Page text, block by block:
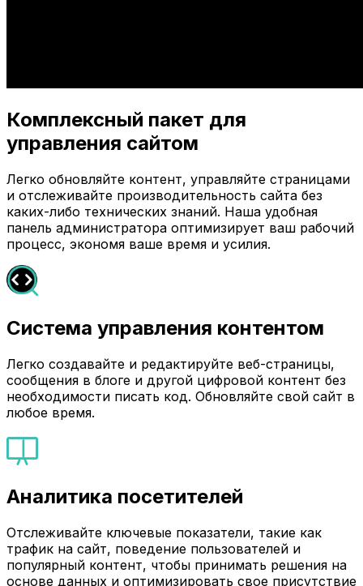
Комплексный пакет для
управления сайтом
Легко обновляйте контент, управляйте страницами
и отслеживайте производительность сайта без
каких-либо технических знаний. Наша удобная
панель администратора оптимизирует ваш рабочий
процесс, экономя ваше время и усилия.
Система управления контентом
Легко создавайте и редактируйте веб-страницы,
сообщения в блоге и другой цифровой контент без
необходимости писать код. Обновляйте свой сайт в
любое время.
Аналитика посетителей
Отслеживайте ключевые показатели, такие как
трафик на сайт, поведение пользователей и
популярный контент, чтобы принимать решения на
основе данных и оптимизировать свое присутствие